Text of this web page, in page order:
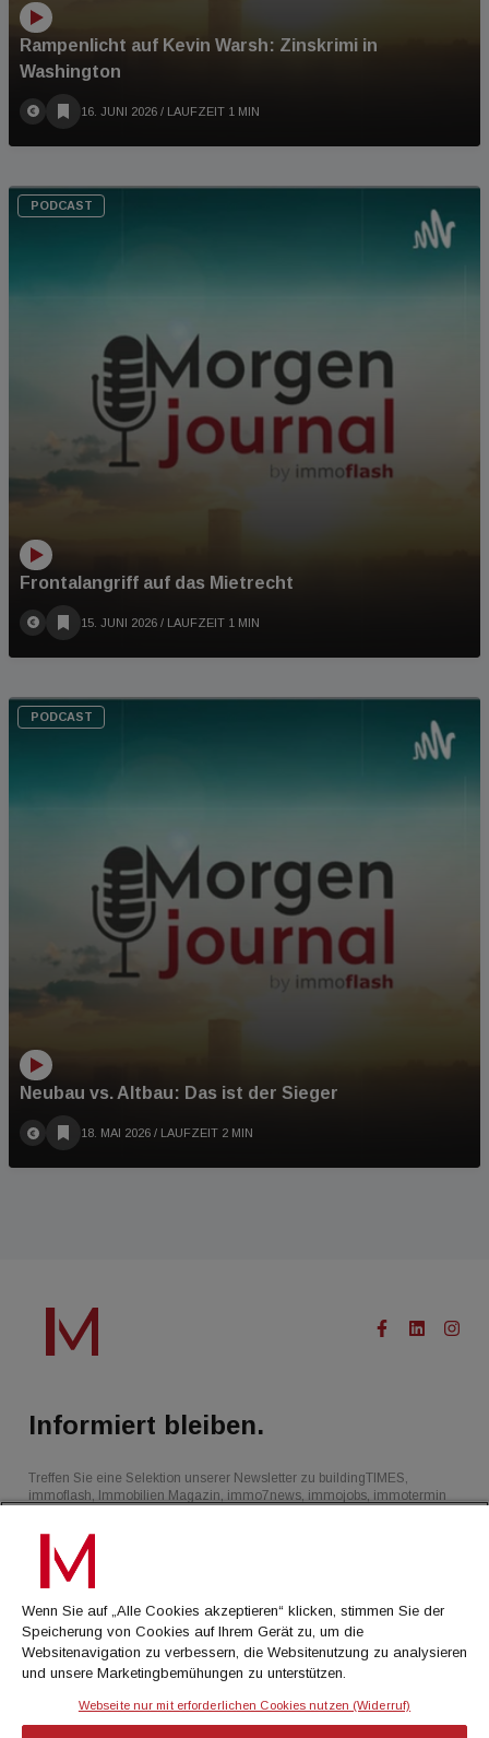
Rampenlicht auf Kevin Warsh: Zinskrimi in
Washington
16. JUNI 2026 / LAUFZEIT 1 MIN
PODCAST
Frontalangriff auf das Mietrecht
15. JUNI 2026 / LAUFZEIT 1 MIN
PODCAST
Neubau vs. Altbau: Das ist der Sieger
18. MAI 2026 / LAUFZEIT 2 MIN
Informiert bleiben.
Treffen Sie eine Selektion unserer Newsletter zu buildingTIMES,
immoflash, Immobilien Magazin, immo7news, immojobs, immotermin
Jetzt anmelden
Wenn Sie auf „Alle Cookies akzeptieren“ klicken, stimmen Sie der
Speicherung von Cookies auf Ihrem Gerät zu, um die
Websitenavigation zu verbessern, die Websitenutzung zu analysieren
und unsere Marketingbemühungen zu unterstützen.
Webseite nur mit erforderlichen Cookies nutzen (Widerruf)